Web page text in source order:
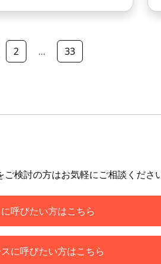
2 ... 33
検討の方はお気軽にご相談くださ
呼びたい方はこちら
に呼びたい方はこちら